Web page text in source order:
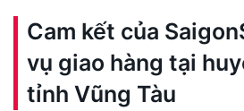
Cam kết của
vụ giao hàng tại
tỉnh Vũng Tàu